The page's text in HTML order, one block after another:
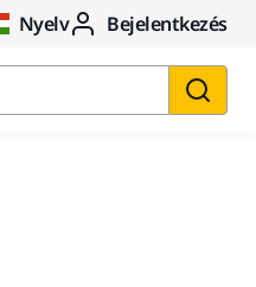
Nyelv Bejelentkezés